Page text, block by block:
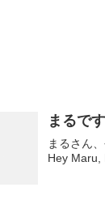
まるです
まるさん
Hey Maru,